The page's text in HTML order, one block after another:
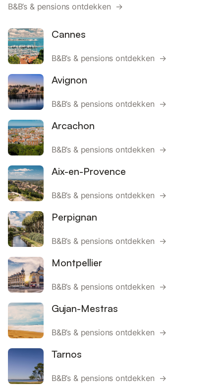
B&B’s & pensions ontdekken →
Cannes
B&B’s & pensions ontdekken →
Avignon
B&B’s & pensions ontdekken →
Arcachon
B&B’s & pensions ontdekken →
Aix-en-Provence
B&B’s & pensions ontdekken →
Perpignan
B&B’s & pensions ontdekken →
Montpellier
B&B’s & pensions ontdekken →
Gujan-Mestras
B&B’s & pensions ontdekken →
Tarnos
B&B’s & pensions ontdekken →